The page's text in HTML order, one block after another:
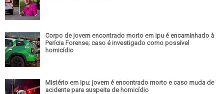
Corpo de jovem encontrado morto em Ipu é encaminhado à
Perícia Forense; caso é investigado como possível
homicídio
Mistério em Ipu: jovem é encontrado morto e caso muda de
acidente para suspeita de homicídio